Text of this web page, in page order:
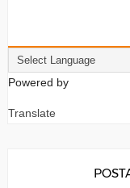
Powered by
Translate